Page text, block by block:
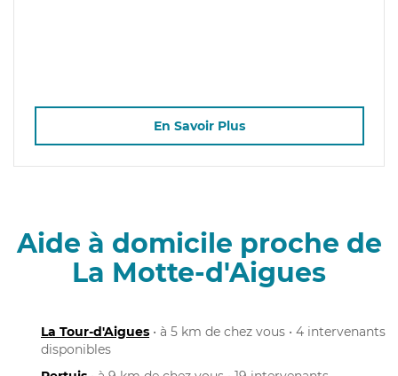
En Savoir Plus
Aide à domicile proche de
La Motte-d'Aigues
La Tour-d'Aigues • à 5 km de chez vous • 4 intervenants
disponibles